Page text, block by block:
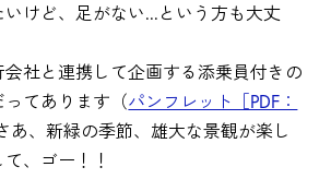
けど、足がない...という方も大丈
社と連携して企画する添乗員付きの
てあります（パンフレット［PDF：
あ、新緑の季節、雄大な景観が楽し
、ゴー！！